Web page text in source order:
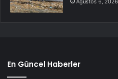
Ağustos 6, 2026
En Güncel Haberler